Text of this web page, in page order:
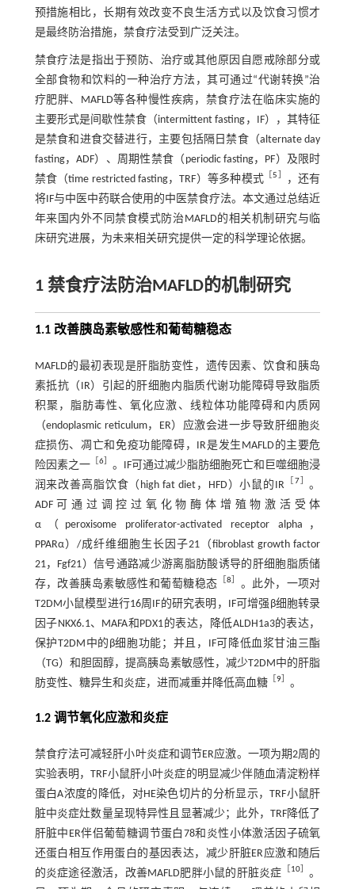
预措施相比，长期有效改变不良生活方式以及饮食习惯才
是最终防治措施，禁食疗法受到广泛关注。
禁食疗法是指出于预防、治疗或其他原因自愿戒除部分或
全部食物和饮料的一种治疗方法，其可通过“代谢转换”治
疗肥胖、MAFLD等各种慢性疾病，禁食疗法在临床实施的
主要形式是间歇性禁食（intermittent fasting，IF），其特征
是禁食和进食交替进行，主要包括隔日禁食（alternate day
fasting，ADF）、周期性禁食（periodic fasting，PF）及限时
禁食（time restricted fasting，TRF）等多种模式 ［5］
，还有
将IF与中医中药联合使用的中医禁食疗法。本文通过总结近
年来国内外不同禁食模式防治MAFLD的相关机制研究与临
床研究进展，为未来相关研究提供一定的科学理论依据。
1 禁食疗法防治MAFLD的机制研究
1.1 改善胰岛素敏感性和葡萄糖稳态
MAFLD的最初表现是肝脂肪变性，遗传因素、饮食和胰岛
素抵抗（IR）引起的肝细胞内脂质代谢功能障碍导致脂质
积聚，脂肪毒性、氧化应激、线粒体功能障碍和内质网
（endoplasmic reticulum，ER）应激会进一步导致肝细胞炎
症损伤、凋亡和免疫功能障碍，IR是发生MAFLD的主要危
险因素之一［6］ 。IF可通过减少脂肪细胞死亡和巨噬细胞浸
润来改善高脂饮食（high fat diet，HFD）小鼠的IR ［7］ 。
ADF可通过调控过氧化物酶体增殖物激活受体
α（peroxisome proliferator-activated receptor alpha，
PPARα）/成纤维细胞生长因子21（fibroblast growth factor
21，Fgf21）信号通路减少游离脂肪酸诱导的肝细胞脂质储
存，改善胰岛素敏感性和葡萄糖稳态 ［8］ 。此外，一项对
T2DM小鼠模型进行16周IF的研究表明，IF可增强β细胞转录
因子NKX6.1、MAFA和PDX1的表达，降低ALDH1a3的表达，
保护T2DM中的β细胞功能；并且，IF可降低血浆甘油三酯
（TG）和胆固醇，提高胰岛素敏感性，减少T2DM中的肝脂
肪变性、糖异生和炎症，进而减重并降低高血糖［9］ 。
1.2 调节氧化应激和炎症
禁食疗法可减轻肝小叶炎症和调节ER应激。一项为期2周的
实验表明，TRF小鼠肝小叶炎症的明显减少伴随血清淀粉样
蛋白A浓度的降低，对HE染色切片的分析显示，TRF小鼠肝
脏中炎症灶数量呈现特异性且显著减少；此外，TRF降低了
肝脏中ER伴侣葡萄糖调节蛋白78和炎性小体激活因子硫氧
还蛋白相互作用蛋白的基因表达，减少肝脏ER应激和随后
的炎症途径激活，改善MAFLD肥胖小鼠的肝脏炎症 ［10］ 。